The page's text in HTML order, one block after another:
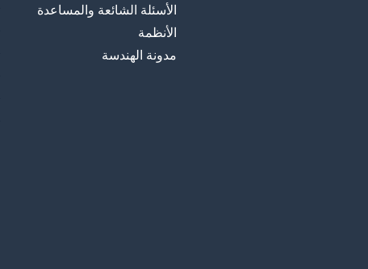
الأسئلة الشائعة والمساعدة
الأنظمة
مدونة الهندسة